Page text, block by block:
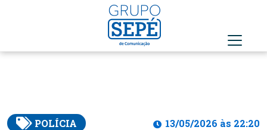
POLÍCIA
13/05/2026 às 22:20